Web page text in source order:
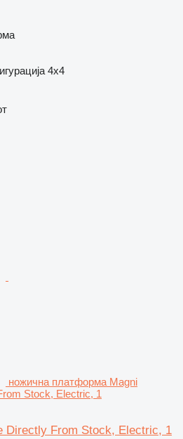
4x4
ножична платформа Magni
Stock, Electric, 1
Directly From Stock, Electric, 1